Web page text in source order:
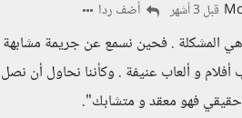
قبل 3 أشهر أضف ردا
المشكلة . فحين نسمع عن جريمة مشابهة
أفلام و ألعاب عنيفة . وكأننا نحاول أن
فهو معقد و متشابك".